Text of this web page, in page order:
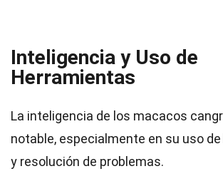
Inteligencia y Uso de
Herramientas
La inteligencia de los macacos
notable, especialmente en su uso
y resolución de problemas.